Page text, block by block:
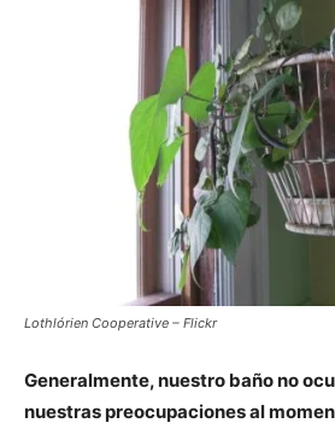
Lothlórien Cooperative – Flickr
Generalmente, nuestro baño no
nuestras preocupaciones al